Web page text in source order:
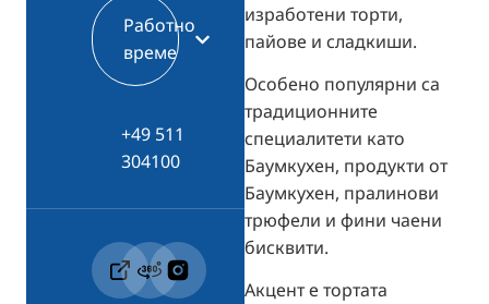
изработени торти,
пайове и сладкиши.
Особено популярни са
традиционните
специалитети като
Баумкухен, продукти от
Баумкухен, пралинови
трюфели и фини чаени
бисквити.
Акцент е тортата
Работно
време
+49 511
304100